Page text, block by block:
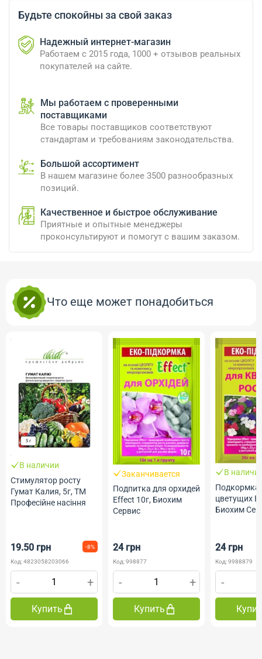
Будьте спокойны за свой заказ
Надежный интернет-магазин
Работаем с 2015 года, 1000 + отзывов реальных
покупателей на сайте.
Мы работаем с проверенными
поставщиками
Все товары поставщиков соответствуют
стандартам и требованиям законодательства.
Большой ассортимент
В нашем магазине более 3500 разнообразных
позиций.
Качественное и быстрое обслуживание
Приятные и опытные менеджеры
проконсультируют и помогут с вашим заказом.
Что еще может понадобиться
В наличии
Стимулятор росту
Гумат Калия, 5г, ТМ
Професійне насіння
19.50 грн -8%
Код: 4823058203066
- +
Купить
Заканчивается
Подпитка для орхидей
Effect 10г, Биохим
Сервис
24 грн
Код: 998877
- +
Купить
В
Подкормка
цветущих
Биохим
24 грн
Код: 9988879
-